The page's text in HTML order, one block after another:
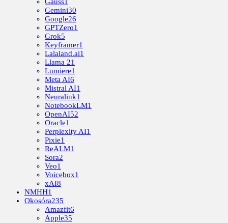
Gemini30
Google26
GPTZero1
Grok5
Keyframer1
Lalaland.ai1
Llama 21
Lumiere1
Meta AI6
Mistral AI1
Neuralink1
NotebookLM1
OpenAI52
Oracle1
Perplexity AI1
Pixie1
ReALM1
Sora2
Veo1
Voicebox1
xAI8
NMHH1
Okosóra235
Amazfit6
Apple35